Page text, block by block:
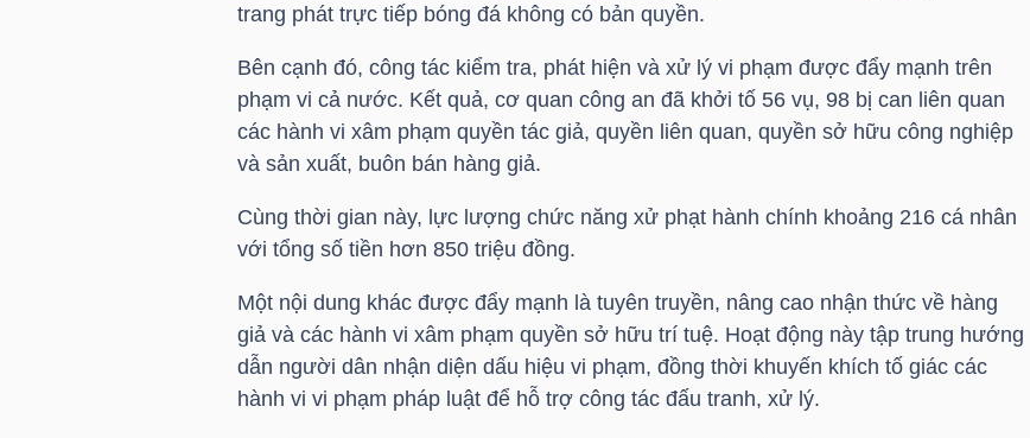
trang phát trực tiếp bóng đá không có bản quyền.
Bên cạnh đó, công tác kiểm tra, phát hiện và xử lý vi phạm được đẩy mạnh trên
phạm vi cả nước. Kết quả, cơ quan công an đã khởi tố 56 vụ, 98 bị can liên quan
các hành vi xâm phạm quyền tác giả, quyền liên quan, quyền sở hữu công nghiệp
và sản xuất, buôn bán hàng giả.
Cùng thời gian này, lực lượng chức năng xử phạt hành chính khoảng 216 cá nhân
với tổng số tiền hơn 850 triệu đồng.
Một nội dung khác được đẩy mạnh là tuyên truyền, nâng cao nhận thức về hàng
giả và các hành vi xâm phạm quyền sở hữu trí tuệ. Hoạt động này tập trung hướng
dẫn người dân nhận diện dấu hiệu vi phạm, đồng thời khuyến khích tố giác các
hành vi vi phạm pháp luật để hỗ trợ công tác đấu tranh, xử lý.